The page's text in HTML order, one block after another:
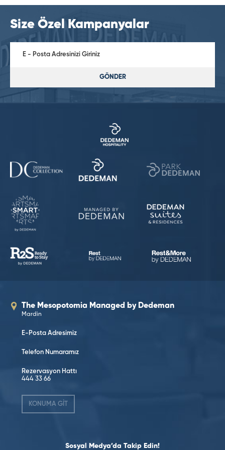
Size Özel Kampanyalar
GÖNDER
The Mesopotomia Managed by Dedeman
Mardin
E-Posta Adresimiz
Telefon Numaramız
Rezervasyon Hattı
444 33 66
KONUMA GİT
Sosyal Medya’da Takip Edin!